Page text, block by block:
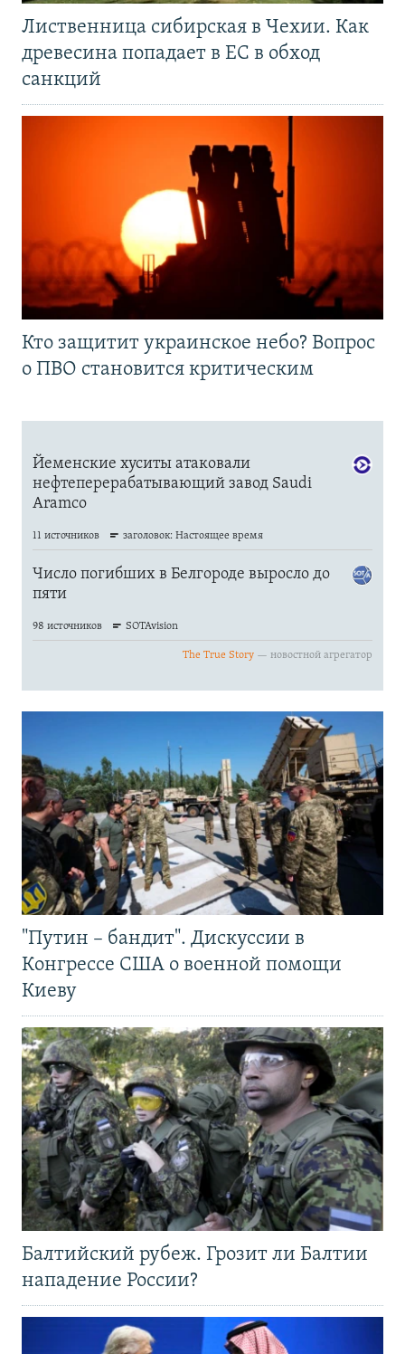
Лиственница сибирская в Чехии. Как
древесина попадает в ЕС в обход
санкций
Кто защитит украинское небо? Вопрос
о ПВО становится критическим
"Путин – бандит". Дискуссии в
Конгрессе США о военной помощи
Киеву
Балтийский рубеж. Грозит ли Балтии
нападение России?